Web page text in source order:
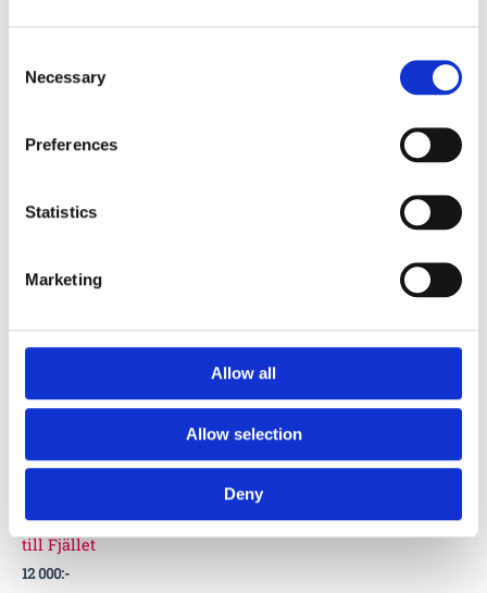
Selection
Necessary
Preferences
Statistics
Marketing
Allow all
Allow selection
Deny
på hemsidan.
Tillbehör
F30-801-020
nergrävningsfundament
till Fjället
12 000:-